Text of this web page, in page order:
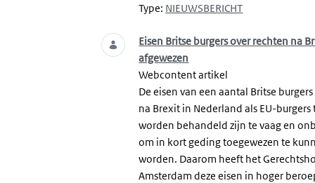
Type: NIEUWSBERICHT
Eisen Britse burgers over rechten na
afgewezen
Webcontent artikel
De eisen van een aantal Britse
na Brexit in Nederland als EU-burgers
worden behandeld zijn te vaag en
om in kort geding toegewezen te
worden. Daarom heeft het
Amsterdam deze eisen in hoger